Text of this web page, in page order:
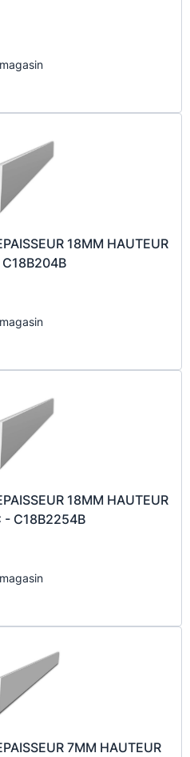
18MM HAUTEUR
18MM HAUTEUR
- C18B2254B
7MM HAUTEUR